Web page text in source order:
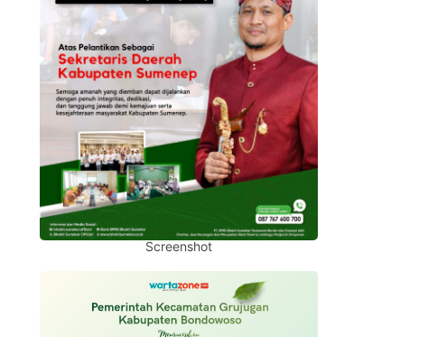
Screenshot